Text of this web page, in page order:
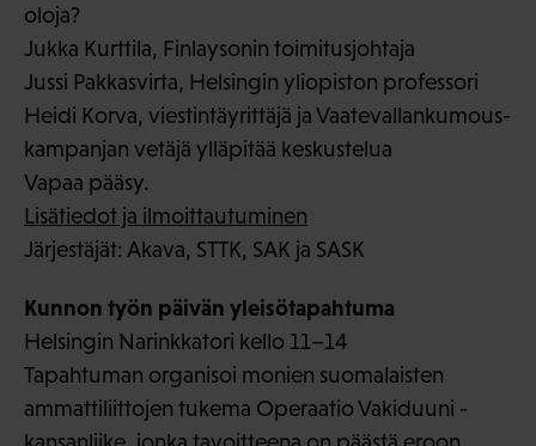
oloja?
Jukka Kurttila, Finlaysonin toimitusjohtaja
Jussi Pakkasvirta, Helsingin yliopiston professori
Heidi Korva, viestintäyrittäjä ja Vaatevallankumous-
kampanjan vetäjä ylläpitää keskustelua
Vapaa pääsy.
Lisätiedot ja ilmoittautuminen
Järjestäjät: Akava, STTK, SAK ja SASK
Kunnon työn päivän yleisötapahtuma
Helsingin Narinkkatori kello 11–14
Tapahtuman organisoi monien suomalaisten
ammattiliittojen tukema Operaatio Vakiduuni -